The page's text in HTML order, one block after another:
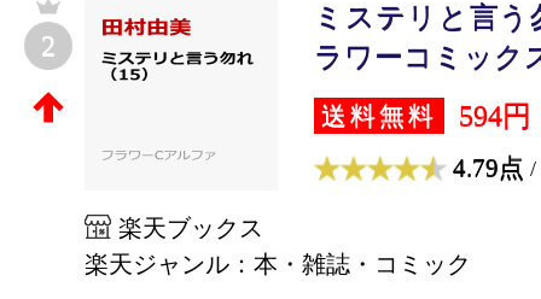
2
ミステリと言う
ラワーコミック
送料無料 594円
4.79点 /
楽天ブックス
楽天ジャンル：本・雑誌・コミック